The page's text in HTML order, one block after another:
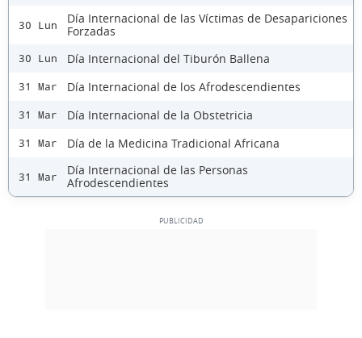
30 Lun
Día Internacional de las Víctimas de Desapariciones
Forzadas
30 Lun Día Internacional del Tiburón Ballena
31 Mar Día Internacional de los Afrodescendientes
31 Mar Día Internacional de la Obstetricia
31 Mar Día de la Medicina Tradicional Africana
31 Mar
Día Internacional de las Personas
Afrodescendientes